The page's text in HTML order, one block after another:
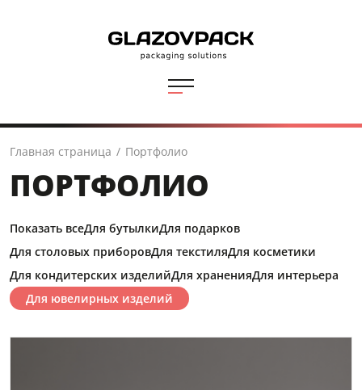
Главная страница / Портфолио
ПОРТФОЛИО
Показать всеДля бутылкиДля подарков
Для столовых приборовДля текстиляДля косметики
Для кондитерских изделийДля храненияДля интерьера
Для ювелирных изделий